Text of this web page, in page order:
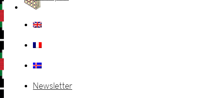
Newsletter